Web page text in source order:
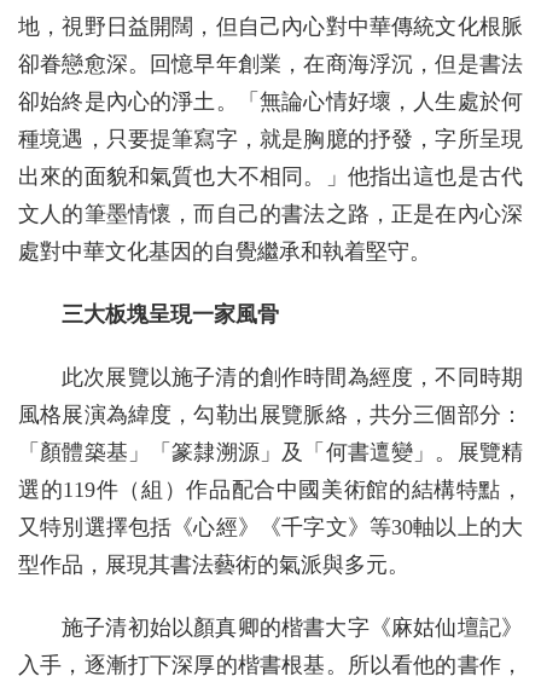
地，視野日益開闊，但自己內心對中華傳統文化根脈
卻眷戀愈深。回憶早年創業，在商海浮沉，但是書法
卻始終是內心的淨土。「無論心情好壞，人生處於何
種境遇，只要提筆寫字，就是胸臆的抒發，字所呈現
出來的面貌和氣質也大不相同。」他指出這也是古代
文人的筆墨情懷，而自己的書法之路，正是在內心深
處對中華文化基因的自覺繼承和執着堅守。
三大板塊呈現一家風骨
此次展覽以施子清的創作時間為經度，不同時期
風格展演為緯度，勾勒出展覽脈絡，共分三個部分：
「顏體築基」「篆隸溯源」及「何書邅變」。展覽精
選的119件（組）作品配合中國美術館的結構特點，
又特別選擇包括《心經》《千字文》等30軸以上的大
型作品，展現其書法藝術的氣派與多元。
施子清初始以顏真卿的楷書大字《麻姑仙壇記》
入手，逐漸打下深厚的楷書根基。所以看他的書作，